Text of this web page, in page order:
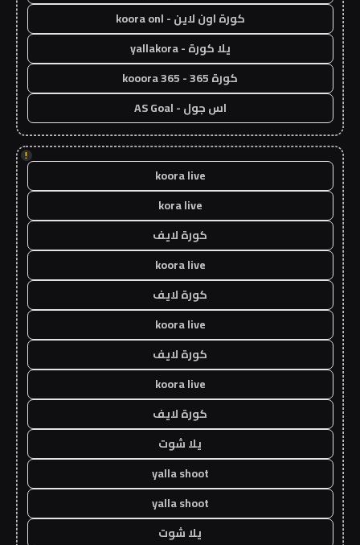
كورة اون لاين - koora onl
يلا كورة - yallakora
كورة 365 - kooora 365
اس جول - AS Goal
!
koora live
kora live
كورة لايف
koora live
كورة لايف
koora live
كورة لايف
koora live
كورة لايف
يلا شوت
yalla shoot
yalla shoot
يلا شوت